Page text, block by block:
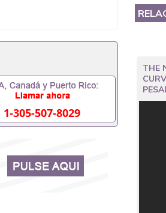
绩单，学校，专业，
/国企假的毕业证会查
吗, 挂科拿不到毕业证
您是否因为中途辍学、
是否因没正常毕业而导
找工作没有文凭怎么
文凭可靠吗551190476
以打工作吗551190476
洲毕业证551190476留
办假大学毕
551190476国外毕业证
QQ微信551190476国
1-305-507-8029
THE